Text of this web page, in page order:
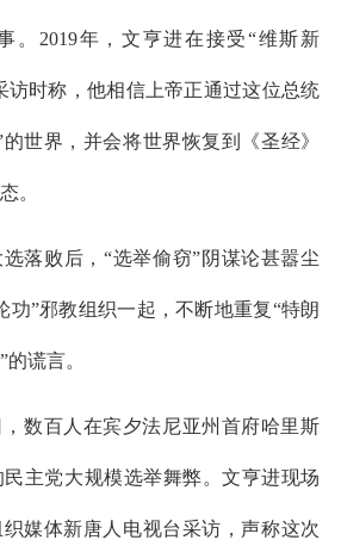
。2019年，文亨进在接受“维斯新
访时称，他相信上帝正通过这位总统
世界，并会将世界恢复到《圣经》
。
落败后，“选举偷窃”阴谋论甚嚣尘
功”邪教组织一起，不断地重复“特朗
谎言。
，数百人在宾夕法尼亚州首府哈里斯
主党大规模选举舞弊。文亨进现场
媒体新唐人电视台采访，声称这次